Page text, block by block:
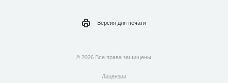
Версия для печати
© 2026 Все права защищены.
Лицензии